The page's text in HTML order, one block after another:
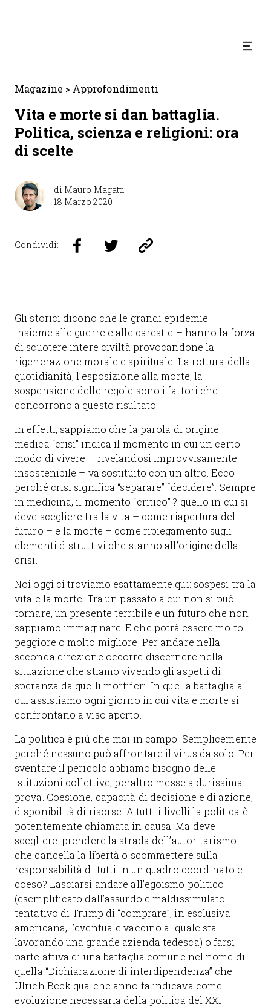
Magazine > Approfondimenti
Vita e morte si dan battaglia.
Politica, scienza e religioni: ora
di scelte
di Mauro Magatti
18 Marzo 2020
Condividi:
Gli storici dicono che le grandi epidemie –
insieme alle guerre e alle carestie – hanno la forza
di scuotere intere civiltà provocandone la
rigenerazione morale e spirituale. La rottura della
quotidianità, l’esposizione alla morte, la
sospensione delle regole sono i fattori che
concorrono a questo risultato.
In effetti, sappiamo che la parola di origine
medica “crisi” indica il momento in cui un certo
modo di vivere – rivelandosi improvvisamente
insostenibile – va sostituito con un altro. Ecco
perché crisi significa “separare” “decidere”. Sempre
in medicina, il momento “critico” ? quello in cui si
deve scegliere tra la vita – come riapertura del
futuro – e la morte – come ripiegamento sugli
elementi distruttivi che stanno all’origine della
crisi.
Noi oggi ci troviamo esattamente qui: sospesi tra la
vita e la morte. Tra un passato a cui non si può
tornare, un presente terribile e un futuro che non
sappiamo immaginare. E che potrà essere molto
peggiore o molto migliore. Per andare nella
seconda direzione occorre discernere nella
situazione che stiamo vivendo gli aspetti di
speranza da quelli mortiferi. In quella battaglia a
cui assistiamo ogni giorno in cui vita e morte si
confrontano a viso aperto.
La politica è più che mai in campo. Semplicemente
perché nessuno può affrontare il virus da solo. Per
sventare il pericolo abbiamo bisogno delle
istituzioni collettive, peraltro messe a durissima
prova. Coesione, capacità di decisione e di azione,
disponibilità di risorse. A tutti i livelli la politica è
potentemente chiamata in causa. Ma deve
scegliere: prendere la strada dell’autoritarismo
che cancella la libertà o scommettere sulla
responsabilità di tutti in un quadro coordinato e
coeso? Lasciarsi andare all’egoismo politico
(esemplificato dall’assurdo e maldissimulato
tentativo di Trump di “comprare”, in esclusiva
americana, l’eventuale vaccino al quale sta
lavorando una grande azienda tedesca) o farsi
parte attiva di una battaglia comune nel nome di
quella “Dichiarazione di interdipendenza” che
Ulrich Beck qualche anno fa indicava come
evoluzione necessaria della politica del XXI